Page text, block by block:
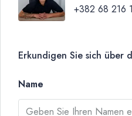
+382 68 216
Erkundigen Sie sich über
Name